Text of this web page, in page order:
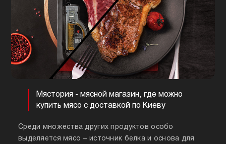
Мястория - мясной магазин, где можно
купить мясо с доставкой по Киеву
Среди множества других продуктов особо
выделяется мясо – источник белка и основа для